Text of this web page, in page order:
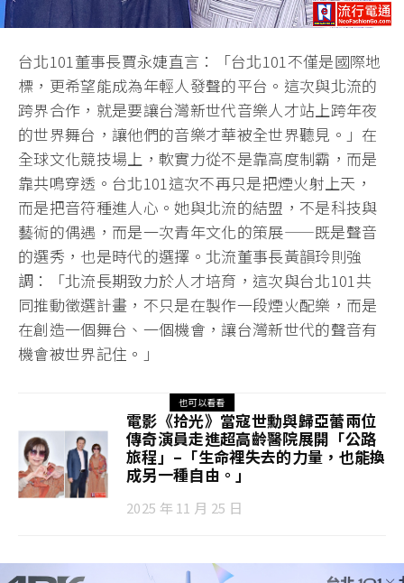
台北101董事長賈永婕直言：「台北101不僅是國際地
標，更希望能成為年輕人發聲的平台。這次與北流的
跨界合作，就是要讓台灣新世代音樂人才站上跨年夜
的世界舞台，讓他們的音樂才華被全世界聽見。」在
全球文化競技場上，軟實力從不是靠高度制霸，而是
靠共鳴穿透。台北101這次不再只是把煙火射上天，
而是把音符種進人心。她與北流的結盟，不是科技與
藝術的偶遇，而是一次青年文化的策展——既是聲音
的選秀，也是時代的選擇。北流董事長黃韻玲則強
調：「北流長期致力於人才培育，這次與台北101共
同推動徵選計畫，不只是在製作一段煙火配樂，而是
在創造一個舞台、一個機會，讓台灣新世代的聲音有
機會被世界記住。」
也可以看看
電影《拾光》當寇世勳與歸亞蕾兩位
傳奇演員走進超高齡醫院展開「公路
旅程」–「生命裡失去的力量，也能換
成另一種自由。」
2025 年 11 月 25 日